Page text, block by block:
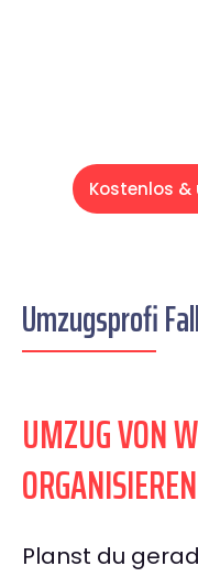
Kostenlos
Umzugsprofi
UMZUG VON
Planst du